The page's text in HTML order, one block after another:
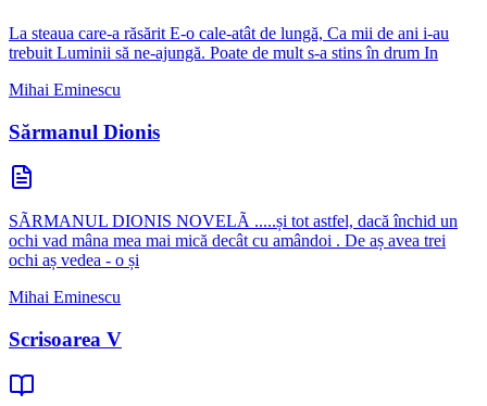
La steaua care-a răsărit E-o cale-atât de lungă, Ca mii de ani i-au
trebuit Luminii să ne-ajungă. Poate de mult s-a stins în drum In
Mihai Eminescu
Sărmanul Dionis
SÃRMANUL DIONIS NOVELÃ .....și tot astfel, dacă închid un
ochi vad mâna mea mai mică decât cu amândoi . De aș avea trei
ochi aș vedea - o și
Mihai Eminescu
Scrisoarea V